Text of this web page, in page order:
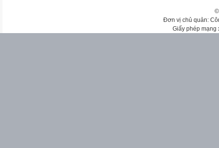
Đơn vị chủ quản:
Giấy phép mạng